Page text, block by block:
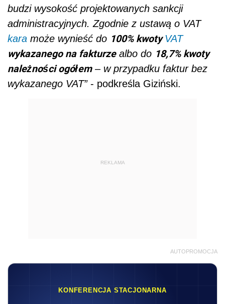
budzi wysokość projektowanych sankcji
administracyjnych. Zgodnie z ustawą o VAT
kara może wynieść do 100% kwotyVAT
wykazanego na fakturzealbo do 18,7% kwoty
należności ogółem– w przypadku faktur bez
wykazanego VAT”- podkreśla Giziński.
REKLAMA
AUTOPROMOCJA
KONFERENCJA STACJONARNA